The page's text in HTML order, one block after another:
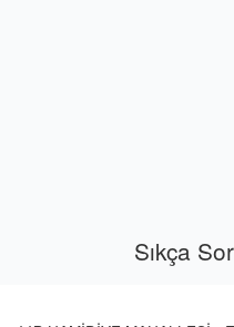
Sıkça